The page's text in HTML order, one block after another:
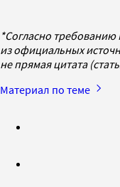
*Согласно
из официальных
не прямая цитата
Материал по теме